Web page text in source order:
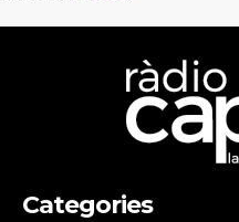
iVoox
SHARE
EMBED
Categories